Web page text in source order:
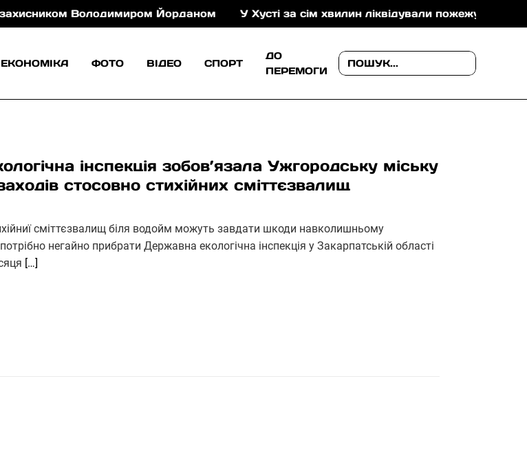
Володимиром Йорданом У Хусті за сім хвилин ліквідували пожежу в складській
ЕКОНОМІКА ФОТО ВІДЕО СПОРТ
ДО
ПЕРЕМОГИ
інспекція зобов’язала Ужгородську міську
стосовно стихійних сміттєзвалищ
сміттєзвалищ біля водойм можуть завдати шкоди навколишньому
негайно прибрати Державна екологічна інспекція у Закарпатській області
[…]